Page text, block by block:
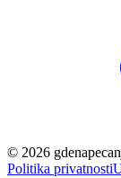
© 2026
Politika privatnosti